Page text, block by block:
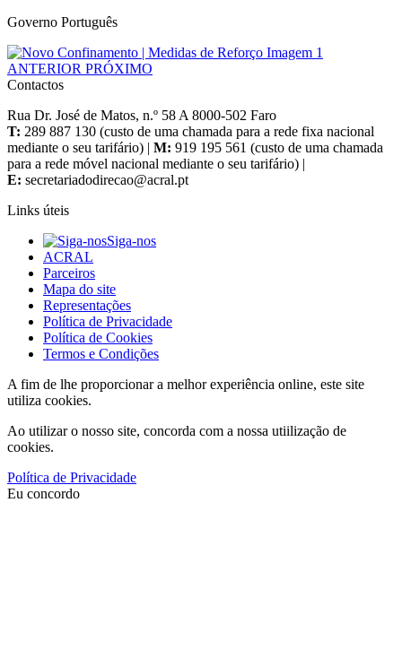
Governo Português
ANTERIOR PRÓXIMO
Contactos
Rua Dr. José de Matos, n.º 58 A 8000-502 Faro
T: 289 887 130 (custo de uma chamada para a rede fixa nacional
mediante o seu tarifário) | M: 919 195 561 (custo de uma chamada
para a rede móvel nacional mediante o seu tarifário) |
E:
Links úteis
Siga-nos
ACRAL
Parceiros
Mapa do site
Representações
Política de Privacidade
Política de Cookies
Termos e Condições
A fim de lhe proporcionar a melhor experiência online, este site
utiliza cookies.
Ao utilizar o nosso site, concorda com a nossa utiilização de
cookies.
Política de Privacidade
Eu concordo